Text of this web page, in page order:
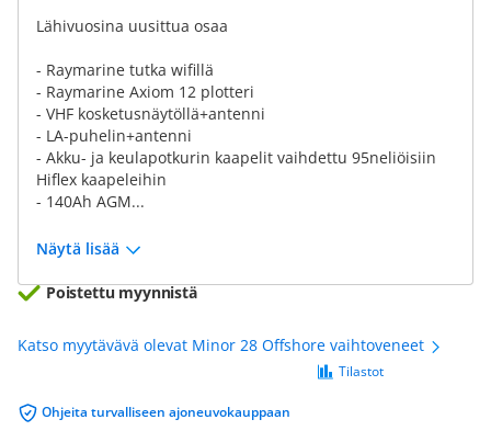
Lähivuosina uusittua osaa
- Raymarine tutka wifillä
- Raymarine Axiom 12 plotteri
- VHF kosketusnäytöllä+antenni
- LA-puhelin+antenni
- Akku- ja keulapotkurin kaapelit vaihdettu 95neliöisiin
Hiflex kaapeleihin
- 140Ah AGM...
Näytä lisää
Poistettu myynnistä
Katso myytävävä olevat Minor 28 Offshore vaihtoveneet
Ohjeita turvalliseen ajoneuvokauppaan
Tilastot